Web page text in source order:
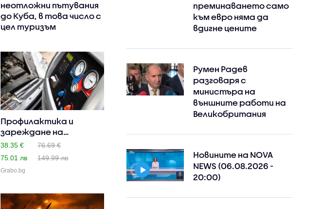
неотложни пътувания
до Куба, в това число с
цел туризъм
Профилактика и
зареждане на
климатична систе..
38.35 €
76.69 €
75.01 лв
149.99 лв
Grabo.bg
преминаването само
към евро няма да
вдигне цените
Румен Радев
разговаря с
министъра на
външните работи на
Великобритания
Новините на NOVA
NEWS (06.08.2026 -
20:00)